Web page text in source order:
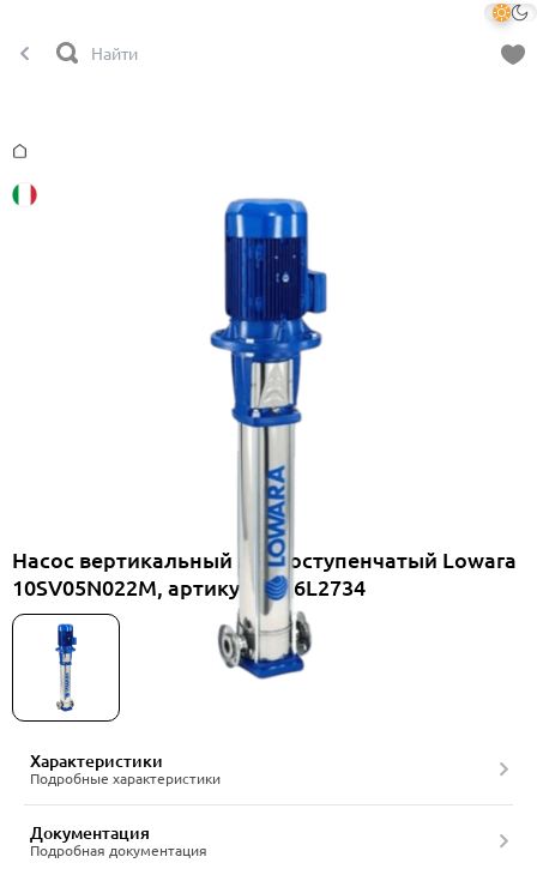
Насос вертикальный многоступенчатый Lowara
10SV05N022M, артикул 1016L2734
Характеристики
Подробные характеристики
Документация
Подробная документация